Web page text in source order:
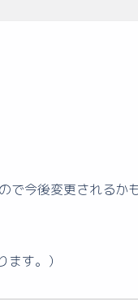
で今後変更されるか
す。）